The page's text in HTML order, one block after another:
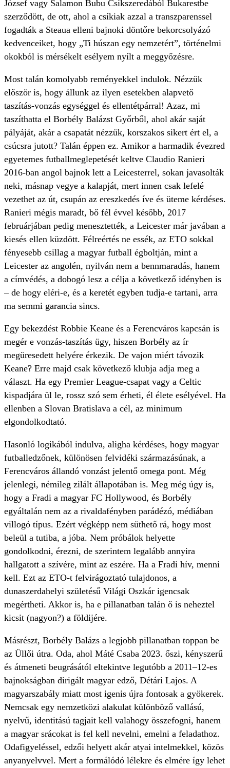
József vagy Salamon Bubu Csíkszeredából Bukarestbe
szerződött, de ott, ahol a csíkiak azzal a transzparenssel
fogadták a Steaua elleni bajnoki döntőre bekorcsolyázó
kedvenceiket, hogy „Ti húszan egy nemzetért”, történelmi
okokból is mérsékelt esélyem nyílt a meggyőzésre.
Most talán komolyabb reményekkel indulok. Nézzük
először is, hogy állunk az ilyen esetekben alapvető
taszítás-vonzás egységgel és ellentétpárral! Azaz, mi
taszíthatta el Borbély Balázst Győrből, ahol akár saját
pályáját, akár a csapatát nézzük, korszakos sikert ért el, a
csúcsra jutott? Talán éppen ez. Amikor a harmadik évezred
egyetemes futballmeglepetését keltve Claudio Ranieri
2016-ban angol bajnok lett a Leicesterrel, sokan javasolták
neki, másnap vegye a kalapját, mert innen csak lefelé
vezethet az út, csupán az ereszkedés íve és üteme kérdéses.
Ranieri mégis maradt, bő fél évvel később, 2017
februárjában pedig menesztették, a Leicester már javában a
kiesés ellen küzdött. Félreértés ne essék, az ETO sokkal
fényesebb csillag a magyar futball égboltján, mint a
Leicester az angolén, nyilván nem a bennmaradás, hanem
a címvédés, a dobogó lesz a célja a következő idényben is
– de hogy eléri-e, és a keretét egyben tudja-e tartani, arra
ma semmi garancia sincs.
Egy bekezdést Robbie Keane és a Ferencváros kapcsán is
megér e vonzás-taszítás ügy, hiszen Borbély az ír
megüresedett helyére érkezik. De vajon miért távozik
Keane? Erre majd csak következő klubja adja meg a
választ. Ha egy Premier ­League-csapat vagy a Celtic
kispadjára ül le, rossz szó sem érheti, él élete esélyével. Ha
ellenben a Slovan Bratislava a cél, az minimum
elgondolkodtató.
Hasonló logikából indulva, aligha kérdéses, hogy magyar
futballedzőnek, különösen felvidéki származásúnak, a
Ferencváros állandó vonzást jelentő ­omega pont. Még
jelenlegi, némileg zilált állapotában is. Meg még úgy is,
hogy a Fradi a magyar FC Hollywood, és Borbély
egyáltalán nem az a rivaldafényben parádézó, médiában
villogó típus. Ezért végképp nem süthető rá, hogy most
beleül a tutiba, a jóba. Nem próbálok helyette
gondolkodni, érezni, de szerintem legalább annyira
hallgatott a szívére, mint az eszére. Ha a Fradi hív, menni
kell. Ezt az ETO-t felvirágoztató tulajdonos, a
dunaszerdahelyi születésű Világi Oszkár igencsak
megértheti. Akkor is, ha e pillanatban talán ő is neheztel
kicsit (nagyon?) a földijére.
Másrészt, Borbély Balázs a legjobb pillanatban toppan be
az Üllői útra. Oda, ahol Máté Csaba 2023. őszi, kényszerű
és átmeneti beugrásától eltekintve legutóbb a 2011–12-es
bajnokságban dirigált magyar edző, Détári Lajos. A
magyarszabály miatt most igenis újra fontosak a gyökerek.
Nemcsak egy nemzetközi alakulat különböző vallású,
nyelvű, identitású tagjait kell valahogy összefogni, hanem
a magyar srácokat is fel kell nevelni, emelni a feladathoz.
Odafigyeléssel, edzői helyett akár atyai intelmekkel, közös
anyanyelvvel. Mert a formálódó lélekre és elmére így lehet